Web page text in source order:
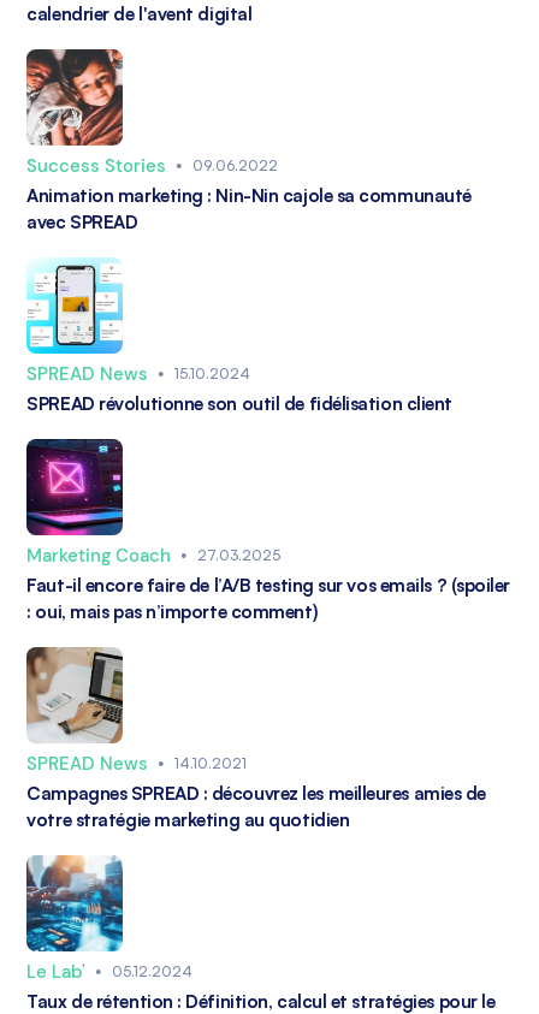
calendrier de l'avent digital
Success Stories • 09.06.2022
Animation marketing : Nin-Nin cajole sa communauté
avec SPREAD
SPREAD News • 15.10.2024
SPREAD révolutionne son outil de fidélisation client
Marketing Coach • 27.03.2025
Faut-il encore faire de l’A/B testing sur vos emails ? (spoiler
: oui, mais pas n’importe comment)
SPREAD News • 14.10.2021
Campagnes SPREAD : découvrez les meilleures amies de
votre stratégie marketing au quotidien
Le Lab' • 05.12.2024
Taux de rétention : Définition, calcul et stratégies pour le